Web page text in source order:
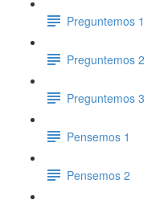
Preguntemos 1
Preguntemos 2
Preguntemos 3
Pensemos 1
Pensemos 2